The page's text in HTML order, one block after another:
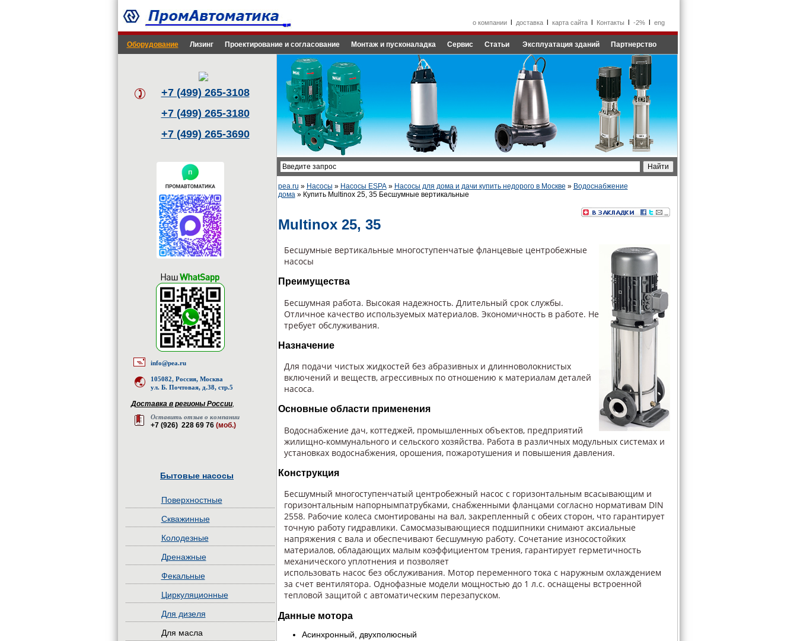
о компанииl доставкаl карта сайтаl Контакты -2%l eng
Оборудование Лизинг Проектирование и согласование Монтаж и пусконаладка Сервис Статьи Эксплуатация зданий Партнерство
+7 (499) 265-3108
+7 (499) 265-3180
+7 (499) 265-3690
info@pea.ru
105082, Россия, Москва
ул. Б. Почтовая, д.38, стр.5
Доставка в регионы России,
Оставить отзыв о компании
+7 (926) 228 69 76 (моб.)
Бытовые насосы
Поверхностные
Скважинные
Колодезные
Дренажные
Фекальные
Циркуляционные
Для дизеля
Для масла
pea.ru » Насосы » Насосы ESPA» Насосы для дома и дачи купить недорого в Москве » Водоснабжение
дома» Купить Multinox 25, 35 Бесшумные вертикальные
Multinox 25, 35
Бесшумные вертикальные многоступенчатые фланцевые центробежные
насосы
Преимущества
Бесшумная работа. Высокая надежность. Длительный срок службы.
Отличное качество используемых материалов. Экономичность в работе. Не
требует обслуживания.
Назначение
Для подачи чистых жидкостей без абразивных и длинноволокнистых
включений и веществ, агрессивных по отношению к материалам деталей
насоса.
Основные области применения
Водоснабжение дач, коттеджей, промышленных объектов, предприятий
жилищно-коммунального и сельского хозяйства. Работа в различных модульных системах и
установках водоснабжения, орошения, пожаротушения и повышения давления.
Конструкция
Бесшумный многоступенчатый центробежный насос с горизонтальным всасывающим и
горизонтальным напорнымпатрубками, снабженными фланцами согласно нормативам DIN
2558. Рабочие колеса смонтированы на вал, закрепленный с обеих сторон, что гарантирует
точную работу гидравлики. Самосмазывающиеся подшипники снимают аксиальные
напряжения с вала и обеспечивают бесшумную работу. Сочетание износостойких
материалов, обладающих малым коэффициентом трения, гарантирует герметичность
механического уплотнения и позволяет
использовать насос без обслуживания. Мотор переменного тока с наружным охлаждением
за счет вентилятора. Однофазные модели мощностью до 1 л.с. оснащены встроенной
тепловой защитой с автоматическим перезапуском.
Данные мотора
Асинхронный, двухполюсный